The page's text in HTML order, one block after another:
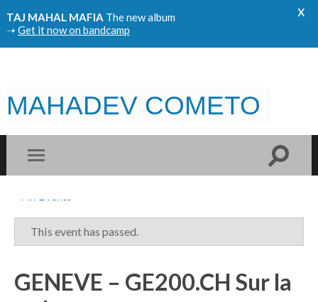
TAJ MAHAL MAFIA The new album
➝ Get it now on bandcamp
x
MAHADEV COMETO
This event has passed.
GENEVE – GE200.CH Sur la